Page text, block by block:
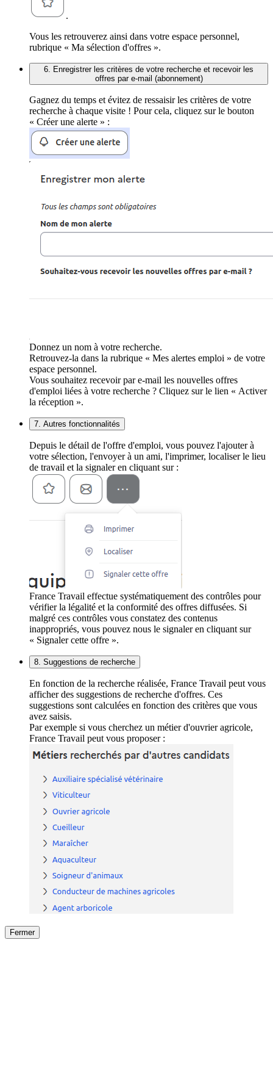
.
Vous les retrouverez ainsi dans votre espace personnel,
rubrique « Ma sélection d'offres ».
6. Enregistrer les critères de votre recherche et recevoir les
offres par e-mail (abonnement)
Gagnez du temps et évitez de ressaisir les critères de votre
recherche à chaque visite ! Pour cela, cliquez sur le bouton
« Créer une alerte » :
Donnez un nom à votre recherche.
Retrouvez-la dans la rubrique « Mes alertes emploi » de votre
espace personnel.
Vous souhaitez recevoir par e-mail les nouvelles offres
d'emploi liées à votre recherche ? Cliquez sur le lien « Activer
la réception ».
7. Autres fonctionnalités
Depuis le détail de l'offre d'emploi, vous pouvez l'ajouter à
votre sélection, l'envoyer à un ami, l'imprimer, localiser le lieu
de travail et la signaler en cliquant sur :
France Travail effectue systématiquement des contrôles pour
vérifier la légalité et la conformité des offres diffusées. Si
malgré ces contrôles vous constatez des contenus
inappropriés, vous pouvez nous le signaler en cliquant sur
« Signaler cette offre ».
8. Suggestions de recherche
En fonction de la recherche réalisée, France Travail peut vous
afficher des suggestions de recherche d'offres. Ces
suggestions sont calculées en fonction des critères que vous
avez saisis.
Par exemple si vous cherchez un métier d'ouvrier agricole,
France Travail peut vous proposer :
Fermer